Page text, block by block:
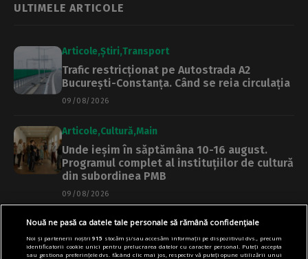
ULTIMELE ARTICOLE
Articole Știri Transport
Trafic restricționat pe Autostrada A2
București-Constanța. Când se reia circulația
09/08/2026
Articole Cultură Main
Unde ieșim în săptămâna 10-16 august.
Programul complet al instituțiilor de cultură
din subordinea PMB
09/08/2026
Articole Primărie Știri
71 de terenuri de sport din Sectorul 6 pot fi
folosite gratuit, în perioada vacanței de
Nouă ne pasă ca datele tale personale să rămână confidențiale
Noi și partenerii noștri915 stocăm și/sau accesăm informații pe dispozitivul dvs., precum
identificatorii cookie unici pentru prelucrarea datelor cu caracter personal. Puteți accepta
sau gestiona preferințele dvs. făcând clic mai jos, respectiv vă puteți opune utilizării unui